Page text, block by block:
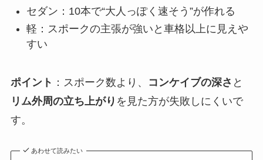
セダン：10本で“大人っぽく速そう”が作れる
軽：スポークの主張が強いと車格以上に見えや
すい
ポイント ：スポーク数より、 コンケイブの深さ と
リム外周の立ち上がり を見た方が失敗しにくいで
す。
あわせて読みたい